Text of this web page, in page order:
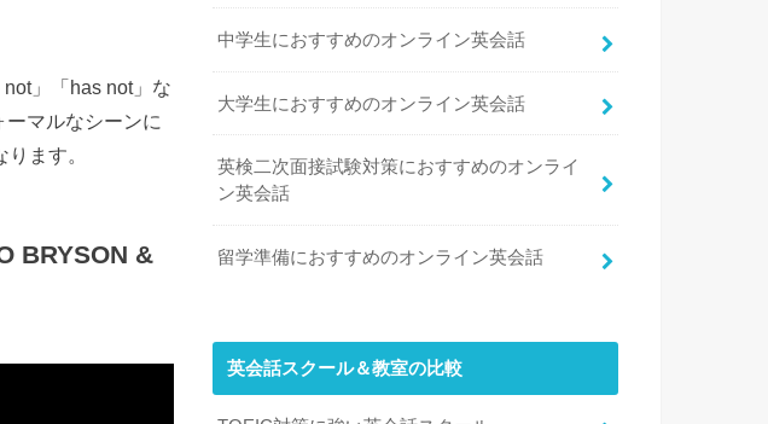
」「has not」な
マルなシーンに
ます。
BRYSON &
中学生におすすめのオンライン英会話
大学生におすすめのオンライン英会話
英検二次面接試験対策におすすめのオンライ
ン英会話
留学準備におすすめのオンライン英会話
英会話スクール＆教室の比較